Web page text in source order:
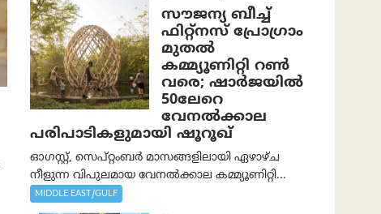
സൗജന്യ ബീച്ച്
ഫിറ്റ്നസ് പ്രോ​ഗ്രാം
മുതൽ
കമ്മ്യൂണിറ്റി റൺ
വരെ; ഷാർജയിൽ
50ലേറെ
വേനൽക്കാല
പരിപാടികളുമായി ഷൂറൂഖ്
ഓഗസ്റ്റ്, സെപ്റ്റംബർ മാസങ്ങളിലായി ഏഴാഴ്ച
നീളുന്ന വിപുലമായ വേനൽക്കാല കമ്മ്യൂണിറ്റി...
MIDDLE EAST/GULF